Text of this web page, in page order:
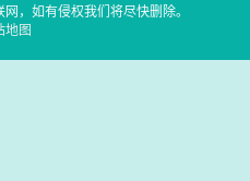
，如有侵权我们将尽快删除。
地图